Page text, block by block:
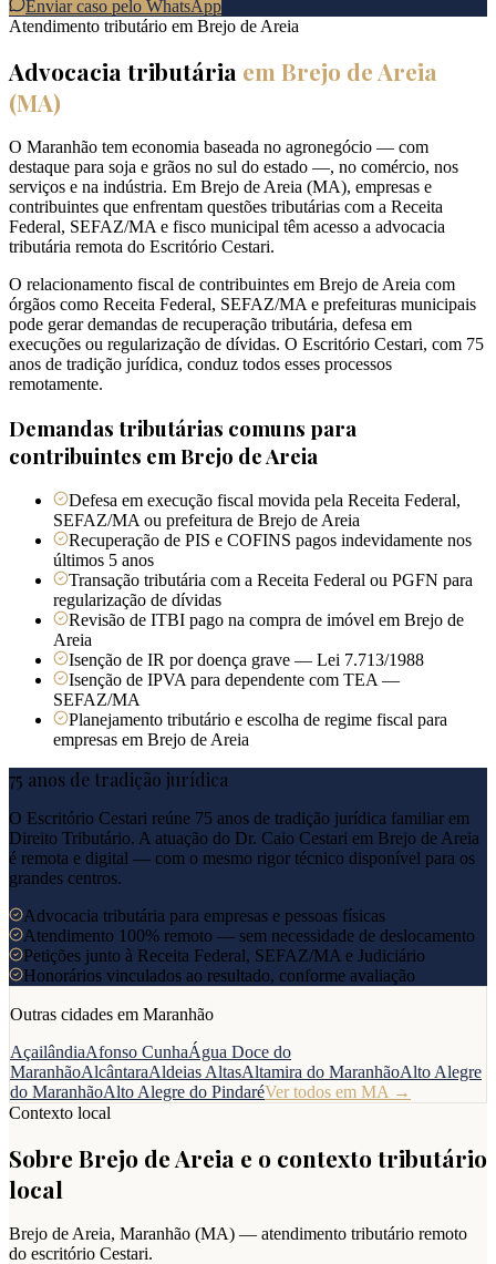
Enviar caso pelo WhatsApp
Atendimento tributário em Brejo de Areia
Advocacia tributária em Brejo de Areia
(MA)
O Maranhão tem economia baseada no agronegócio — com
destaque para soja e grãos no sul do estado —, no comércio, nos
serviços e na indústria. Em Brejo de Areia (MA), empresas e
contribuintes que enfrentam questões tributárias com a Receita
Federal, SEFAZ/MA e fisco municipal têm acesso a advocacia
tributária remota do Escritório Cestari.
O relacionamento fiscal de contribuintes em Brejo de Areia com
órgãos como Receita Federal, SEFAZ/MA e prefeituras municipais
pode gerar demandas de recuperação tributária, defesa em
execuções ou regularização de dívidas. O Escritório Cestari, com 75
anos de tradição jurídica, conduz todos esses processos
remotamente.
Demandas tributárias comuns para
contribuintes emBrejo de Areia
Defesa em execução fiscal movida pela Receita Federal,
SEFAZ/MA ou prefeitura de Brejo de Areia
Recuperação de PIS e COFINS pagos indevidamente nos
últimos 5 anos
Transação tributária com a Receita Federal ou PGFN para
regularização de dívidas
Revisão de ITBI pago na compra de imóvel em Brejo de
Areia
Isenção de IR por doença grave — Lei 7.713/1988
Isenção de IPVA para dependente com TEA —
SEFAZ/MA
Planejamento tributário e escolha de regime fiscal para
empresas em Brejo de Areia
75 anos de tradição jurídica
O Escritório Cestari reúne 75 anos de tradição jurídica familiar em
Direito Tributário. A atuação do Dr. Caio Cestari em Brejo de Areia
é remota e digital — com o mesmo rigor técnico disponível para os
grandes centros.
Advocacia tributária para empresas e pessoas físicas
Atendimento 100% remoto — sem necessidade de deslocamento
Petições junto à Receita Federal, SEFAZ/MA e Judiciário
Honorários vinculados ao resultado, conforme avaliação
Outras cidades em Maranhão
AçailândiaAfonso CunhaÁgua Doce do
MaranhãoAlcântaraAldeias AltasAltamira do MaranhãoAlto Alegre
do MaranhãoAlto Alegre do PindaréVer todos em MA →
Contexto local
Sobre Brejo de Areia e o contexto tributário
local
Brejo de Areia, Maranhão (MA) — atendimento tributário remoto
do escritório Cestari.